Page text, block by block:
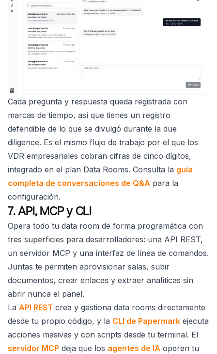
Cada pregunta y respuesta queda registrada con
marcas de tiempo, así que tienes un registro
defendible de lo que se divulgó durante la due
diligence. Es el mismo flujo de trabajo por el que los
VDR empresariales cobran cifras de cinco dígitos,
integrado en el plan Data Rooms. Consulta la guía
completa de conversaciones de Q&A para la
configuración.
7. API, MCP y CLI
Opera todo tu data room de forma programática con
tres superficies para desarrolladores: una API REST,
un servidor MCP y una interfaz de línea de comandos.
Juntas te permiten aprovisionar salas, subir
documentos, crear enlaces y extraer analíticas sin
abrir nunca el panel.
La API REST crea y gestiona data rooms directamente
desde tu propio código, y la CLI de Papermark ejecuta
acciones masivas y con scripts desde tu terminal. El
servidor MCP deja que los agentes de IA operen tu